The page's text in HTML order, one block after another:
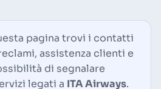
pagina trovi i contatti
assistenza clienti e
di segnalare
legati a ITA Airways.